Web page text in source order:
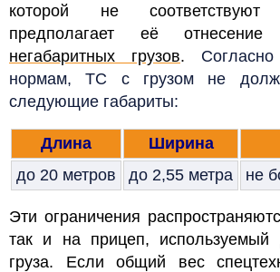
которой не соответствуют
предполагает её
негабаритных грузов.
нормам, ТС с грузом не
следующие габариты:
Длина Ширина
до 20 метров
до 2,55 метра не
Эти ограничения
так и на прицеп, используемый
груза. Если общий вес